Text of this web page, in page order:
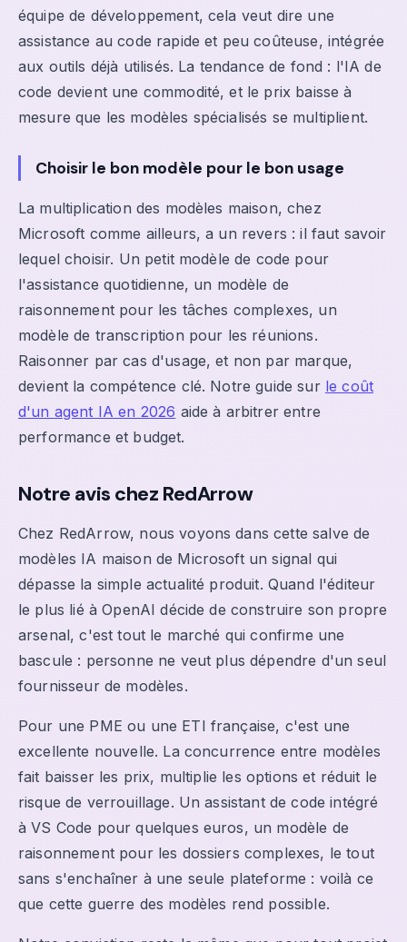
équipe de développement, cela veut dire une
assistance au code rapide et peu coûteuse, intégrée
aux outils déjà utilisés. La tendance de fond : l'IA de
code devient une commodité, et le prix baisse à
mesure que les modèles spécialisés se multiplient.
Choisir le bon modèle pour le bon usage
La multiplication des modèles maison, chez
Microsoft comme ailleurs, a un revers : il faut savoir
lequel choisir. Un petit modèle de code pour
l'assistance quotidienne, un modèle de
raisonnement pour les tâches complexes, un
modèle de transcription pour les réunions.
Raisonner par cas d'usage, et non par marque,
devient la compétence clé. Notre guide sur le coût
d'un agent IA en 2026 aide à arbitrer entre
performance et budget.
Notre avis chez RedArrow
Chez RedArrow, nous voyons dans cette salve de
modèles IA maison de Microsoft un signal qui
dépasse la simple actualité produit. Quand l'éditeur
le plus lié à OpenAI décide de construire son propre
arsenal, c'est tout le marché qui confirme une
bascule : personne ne veut plus dépendre d'un seul
fournisseur de modèles.
Pour une PME ou une ETI française, c'est une
excellente nouvelle. La concurrence entre modèles
fait baisser les prix, multiplie les options et réduit le
risque de verrouillage. Un assistant de code intégré
à VS Code pour quelques euros, un modèle de
raisonnement pour les dossiers complexes, le tout
sans s'enchaîner à une seule plateforme : voilà ce
que cette guerre des modèles rend possible.